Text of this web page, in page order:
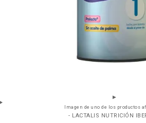
Imagen de uno de los productos
- LACTALIS NUTRICIÓN